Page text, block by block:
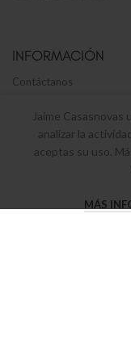
INFORMACIÓN
Contáctanos
Envíos y devoluciones
Términos y Condiciones
Jaime
analizar la
aceptas su uso.
MÁS